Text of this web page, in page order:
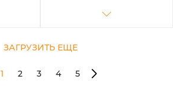
ЗАГРУЗИТЬ ЕЩЕ
1 2 3 4 5